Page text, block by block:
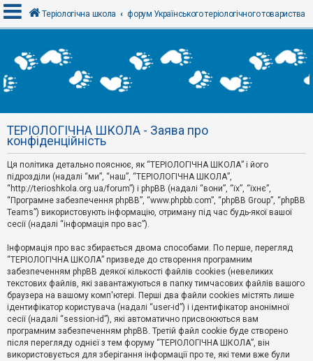
х
і
Р
е
с
т
р
а
ц
і
я
Т
е
м
и
б
е
з
в
і
д
Теріологічна школа форум Українського теріологічного товариства
ТЕРІОЛОГІЧНА ШКОЛА - Заява про
конфіденційність
Ця політика детально пояснює, як “ТЕРІОЛОГІЧНА ШКОЛА” і його
підрозділи (надалі “ми”, “наш”, “ТЕРІОЛОГІЧНА ШКОЛА”,
“http://terioshkola.org.ua/forum”) і phpBB (надалі “вони”, “їх”, “їхнє”,
“Програмне забезпечення phpBB”, “www.phpbb.com”, “phpBB Group”, “phpBB
Teams”) використовують інформацію, отриману під час будь-якої вашої
сесії (надалі “інформація про вас”).
Інформація про вас збирається двома способами. По перше, перегляд
“ТЕРІОЛОГІЧНА ШКОЛА” призведе до створення програмним
забезпеченням phpBB деякої кількості файлів cookies (невеликих
текстових файлів, які завантажуються в папку тимчасових файлів вашого
браузера на вашому комп'ютері. Перші два файли cookies містять лише
ідентифікатор користувача (надалі “user-id”) і ідентифікатор анонімної
сесії (надалі “session-id”), які автоматично присвоюються вам
програмним забезпеченням phpBB. Третій файл cookie буде створено
після перегляду однієї з тем форуму “ТЕРІОЛОГІЧНА ШКОЛА”, він
використовується для зберігання інформації про те, які теми вже були